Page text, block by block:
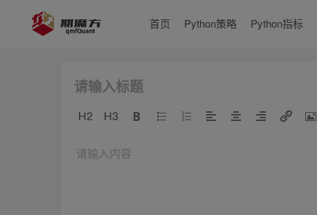
首页 Python策略 Python指标
请输入内容